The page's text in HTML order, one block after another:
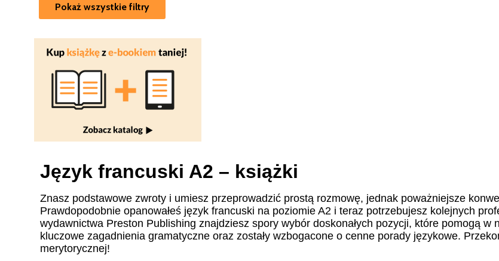
Pokaż wszystkie filtry
Język francuski A2 – książki
Znasz podstawowe zwroty i umiesz przeprowadzić prostą rozmowę, jednak poważniejsze
Prawdopodobnie opanowałeś język francuski na poziomie A2 i teraz potrzebujesz kolejnych
wydawnictwa Preston Publishing znajdziesz spory wybór doskonałych pozycji, które pomogą w
kluczowe zagadnienia gramatyczne oraz zostały wzbogacone o cenne porady językowe.
merytorycznej!